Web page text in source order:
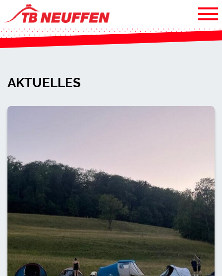
AKTUELLES